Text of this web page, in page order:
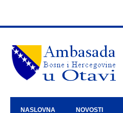
NASLOVNA NOVOSTI